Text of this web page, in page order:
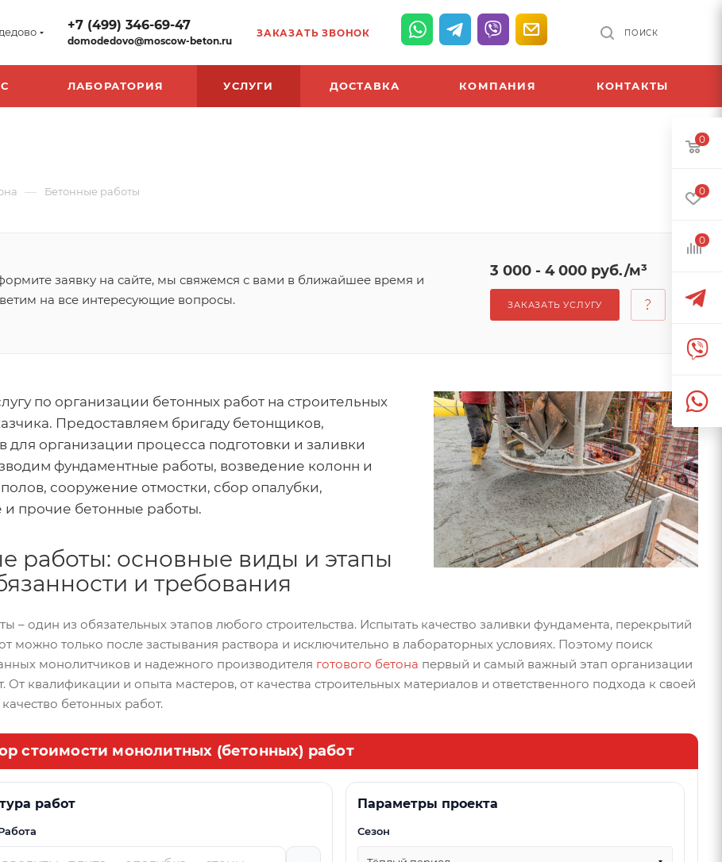
+7 (499) 346-69-47
domodedovo@moscow-beton.ru
ЗАКАЗАТЬ ЗВОНОК ПОИСК
ЛАБОРАТОРИЯ УСЛУГИ ДОСТАВКА КОМПАНИЯ КОНТАКТЫ
— Бетонные работы
заявку на сайте, мы свяжемся с вами в ближайшее время и
на все интересующие вопросы.
3 000 - 4 000 руб./м³
ЗАКАЗАТЬ УСЛУГУ
по организации бетонных работ на строительных
Предоставляем бригаду бетонщиков,
для организации процесса подготовки и заливки
фундаментные работы, возведение колонн и
полов, сооружение отмостки, сбор опалубки,
прочие бетонные работы.
работы: основные виды и этапы
и требования
– один из обязательных этапов любого строительства. Испытать качество заливки фундамента, перекрытий
можно только после застывания раствора и исключительно в лабораторных условиях. Поэтому поиск
монолитчиков и надежного производителя готового бетона первый и самый важный этап организации
От квалификации и опыта мастеров, от качества строительных материалов и ответственного подхода к своей
бетонных работ.
стоимости монолитных (бетонных) работ
работ Параметры проекта
Сезон
0
0
0